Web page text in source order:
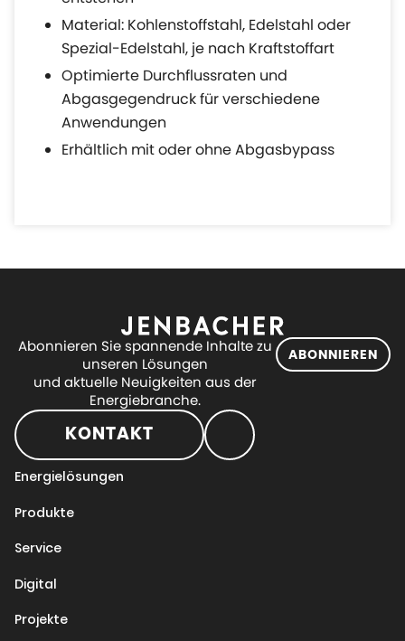
Material: Kohlenstoffstahl, Edelstahl oder
Spezial-Edelstahl, je nach Kraftstoffart
Optimierte Durchflussraten und
Abgasgegendruck für verschiedene
Anwendungen
Erhältlich mit oder ohne Abgasbypass
Abonnieren Sie spannende Inhalte zu
unseren Lösungen
und aktuelle Neuigkeiten aus der
Energiebranche.
ABONNIEREN
KONTAKT
Energielösungen
Produkte
Service
Digital
Projekte